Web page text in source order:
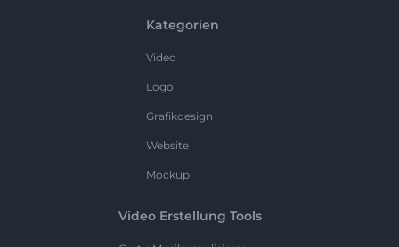
Kategorien
Video
Logo
Grafikdesign
Website
Mockup
Video Erstellung Tools